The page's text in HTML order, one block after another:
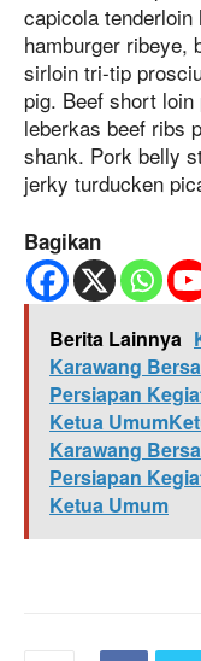
capicola
hamburger ribeye,
sirloin tri-tip
pig. Beef short
leberkas beef ribs
shank. Pork belly
jerky turducken
Bagikan
Berita Lainnya
Karawang
Persiapan
Ketua
Karawang
Persiapan
Ketua Umum